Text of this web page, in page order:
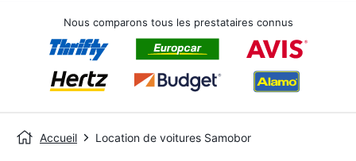
Nous comparons tous les prestataires connus
Accueil Location de voitures Samobor